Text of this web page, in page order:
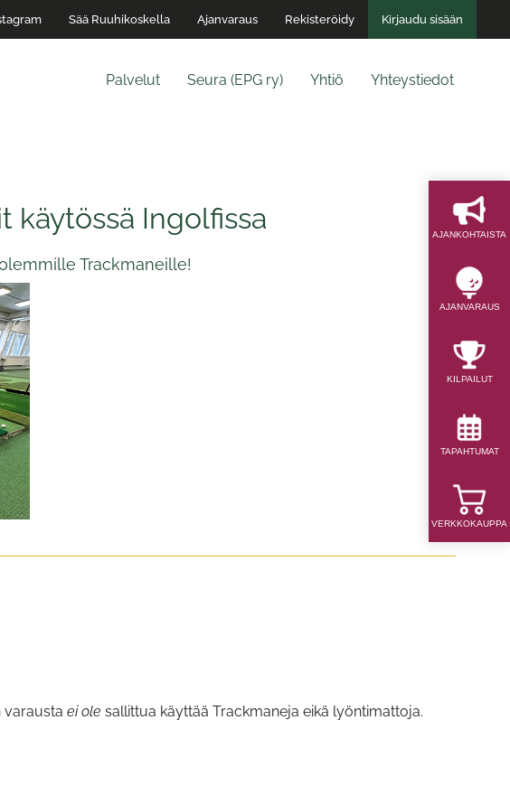
Sää Ruuhikoskella Ajanvaraus Rekisteröidy Kirjaudu sisään
Yhteystiedot
Yhtiö
Seura (EPG ry)
Palvelut
AJAN­KOHTAISTA
AJAN­VARAUS
KILPAILUT
TAPAHTUMAT
VERKKOKAUPPA
käytössä Ingolfissa
Trackmaneille!
varaustaei olesallittua käyttää Trackmaneja eikä lyöntimattoja.